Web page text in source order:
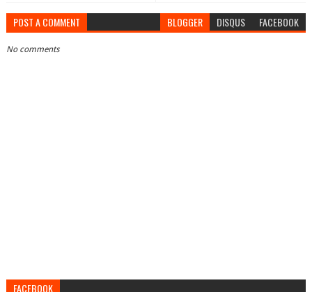
POST A COMMENT BLOGGER DISQUS FACEBOOK
No comments
FACEBOOK